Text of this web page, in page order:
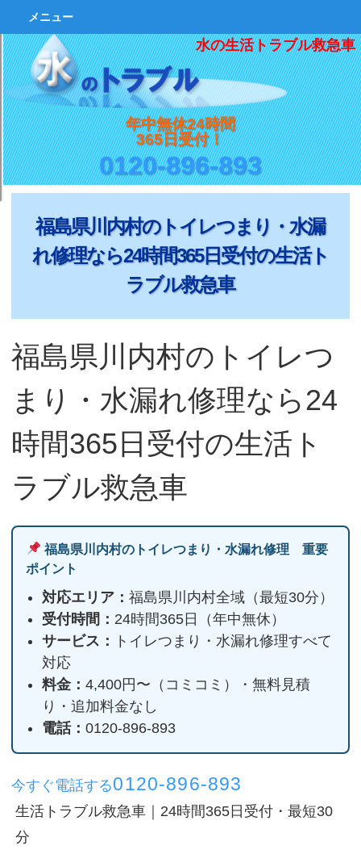
水の生活トラブル救急車
年中無休24時間
365日受付！
0120-896-893
メニュー
福島県川内村のトイレつまり・水漏
れ修理なら24時間365日受付の生活ト
ラブル救急車
福島県川内村のトイレつ
まり・水漏れ修理なら24
時間365日受付の生活ト
ラブル救急車
福島県川内村のトイレつまり・水漏れ修理 重要
ポイント
対応エリア：福島県川内村全域（最短30分）
受付時間： 24時間365日（年中無休）
サービス：
トイレつまり・水漏れ修理すべて
対応
料金：4,400円〜（コミコミ）・無料見積
り・追加料金なし
電話：0120-896-893
今すぐ電話する0120-896-893
生活トラブル救急車｜24時間365日受付・最短30
分